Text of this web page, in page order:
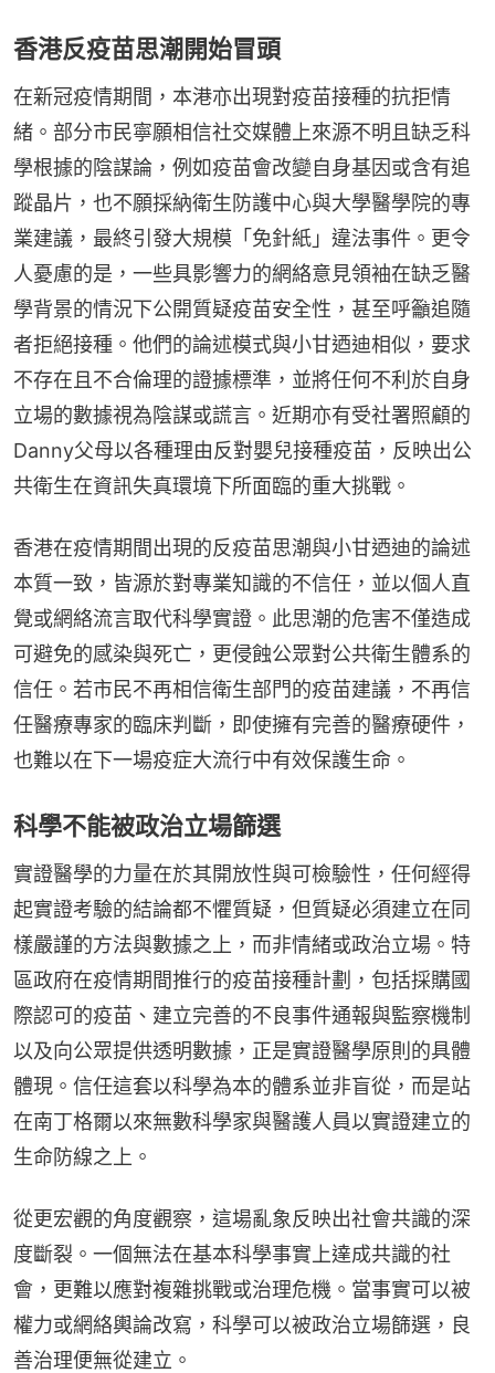
香港反疫苗思潮開始冒頭
在新冠疫情期間，本港亦出現對疫苗接種的抗拒情
緒。部分市民寧願相信社交媒體上來源不明且缺乏科
學根據的陰謀論，例如疫苗會改變自身基因或含有追
蹤晶片，也不願採納衛生防護中心與大學醫學院的專
業建議，最終引發大規模「免針紙」違法事件。更令
人憂慮的是，一些具影響力的網絡意見領袖在缺乏醫
學背景的情況下公開質疑疫苗安全性，甚至呼籲追隨
者拒絕接種。他們的論述模式與小甘迺迪相似，要求
不存在且不合倫理的證據標準，並將任何不利於自身
立場的數據視為陰謀或謊言。近期亦有受社署照顧的
Danny父母以各種理由反對嬰兒接種疫苗，反映出公
共衛生在資訊失真環境下所面臨的重大挑戰。
香港在疫情期間出現的反疫苗思潮與小甘迺迪的論述
本質一致，皆源於對專業知識的不信任，並以個人直
覺或網絡流言取代科學實證。此思潮的危害不僅造成
可避免的感染與死亡，更侵蝕公眾對公共衛生體系的
信任。若市民不再相信衛生部門的疫苗建議，不再信
任醫療專家的臨床判斷，即使擁有完善的醫療硬件，
也難以在下一場疫症大流行中有效保護生命。
科學不能被政治立場篩選
實證醫學的力量在於其開放性與可檢驗性，任何經得
起實證考驗的結論都不懼質疑，但質疑必須建立在同
樣嚴謹的方法與數據之上，而非情緒或政治立場。特
區政府在疫情期間推行的疫苗接種計劃，包括採購國
際認可的疫苗、建立完善的不良事件通報與監察機制
以及向公眾提供透明數據，正是實證醫學原則的具體
體現。信任這套以科學為本的體系並非盲從，而是站
在南丁格爾以來無數科學家與醫護人員以實證建立的
生命防線之上。
從更宏觀的角度觀察，這場亂象反映出社會共識的深
度斷裂。一個無法在基本科學事實上達成共識的社
會，更難以應對複雜挑戰或治理危機。當事實可以被
權力或網絡輿論改寫，科學可以被政治立場篩選，良
善治理便無從建立。